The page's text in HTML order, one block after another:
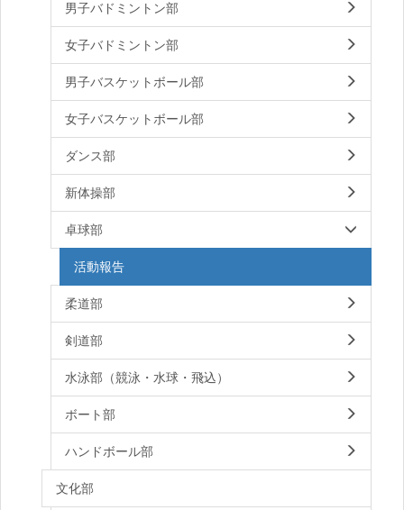
男子バドミントン部
女子バドミントン部
男子バスケットボール部
女子バスケットボール部
ダンス部
新体操部
卓球部
活動報告
柔道部
剣道部
水泳部（競泳・水球・飛込）
ボート部
ハンドボール部
文化部